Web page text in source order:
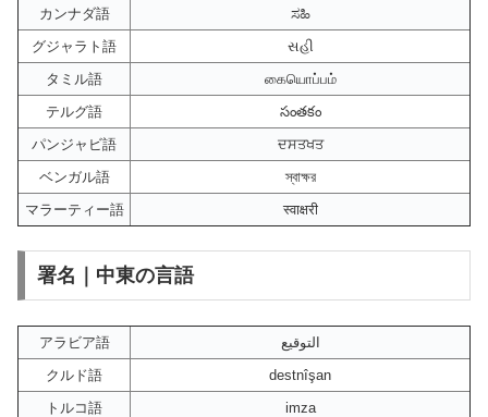
カンナダ語
ಸಹಿ
グジャラト語
સહી
タミル語
கையொப்பம்
テルグ語
సంతకం
パンジャビ語
ਦਸਤਖਤ
ベンガル語
স্বাক্ষর
マラーティー語
स्वाक्षरी
署名｜中東の言語
アラビア語
التوقيع
クルド語
destnîşan
トルコ語
imza